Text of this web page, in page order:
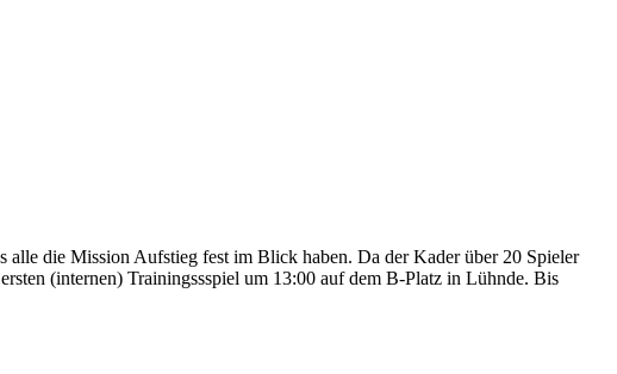
die Mission Aufstieg fest im Blick haben. Da der Kader über 20 Spieler
(internen) Trainingssspiel um 13:00 auf dem B-Platz in Lühnde. Bis